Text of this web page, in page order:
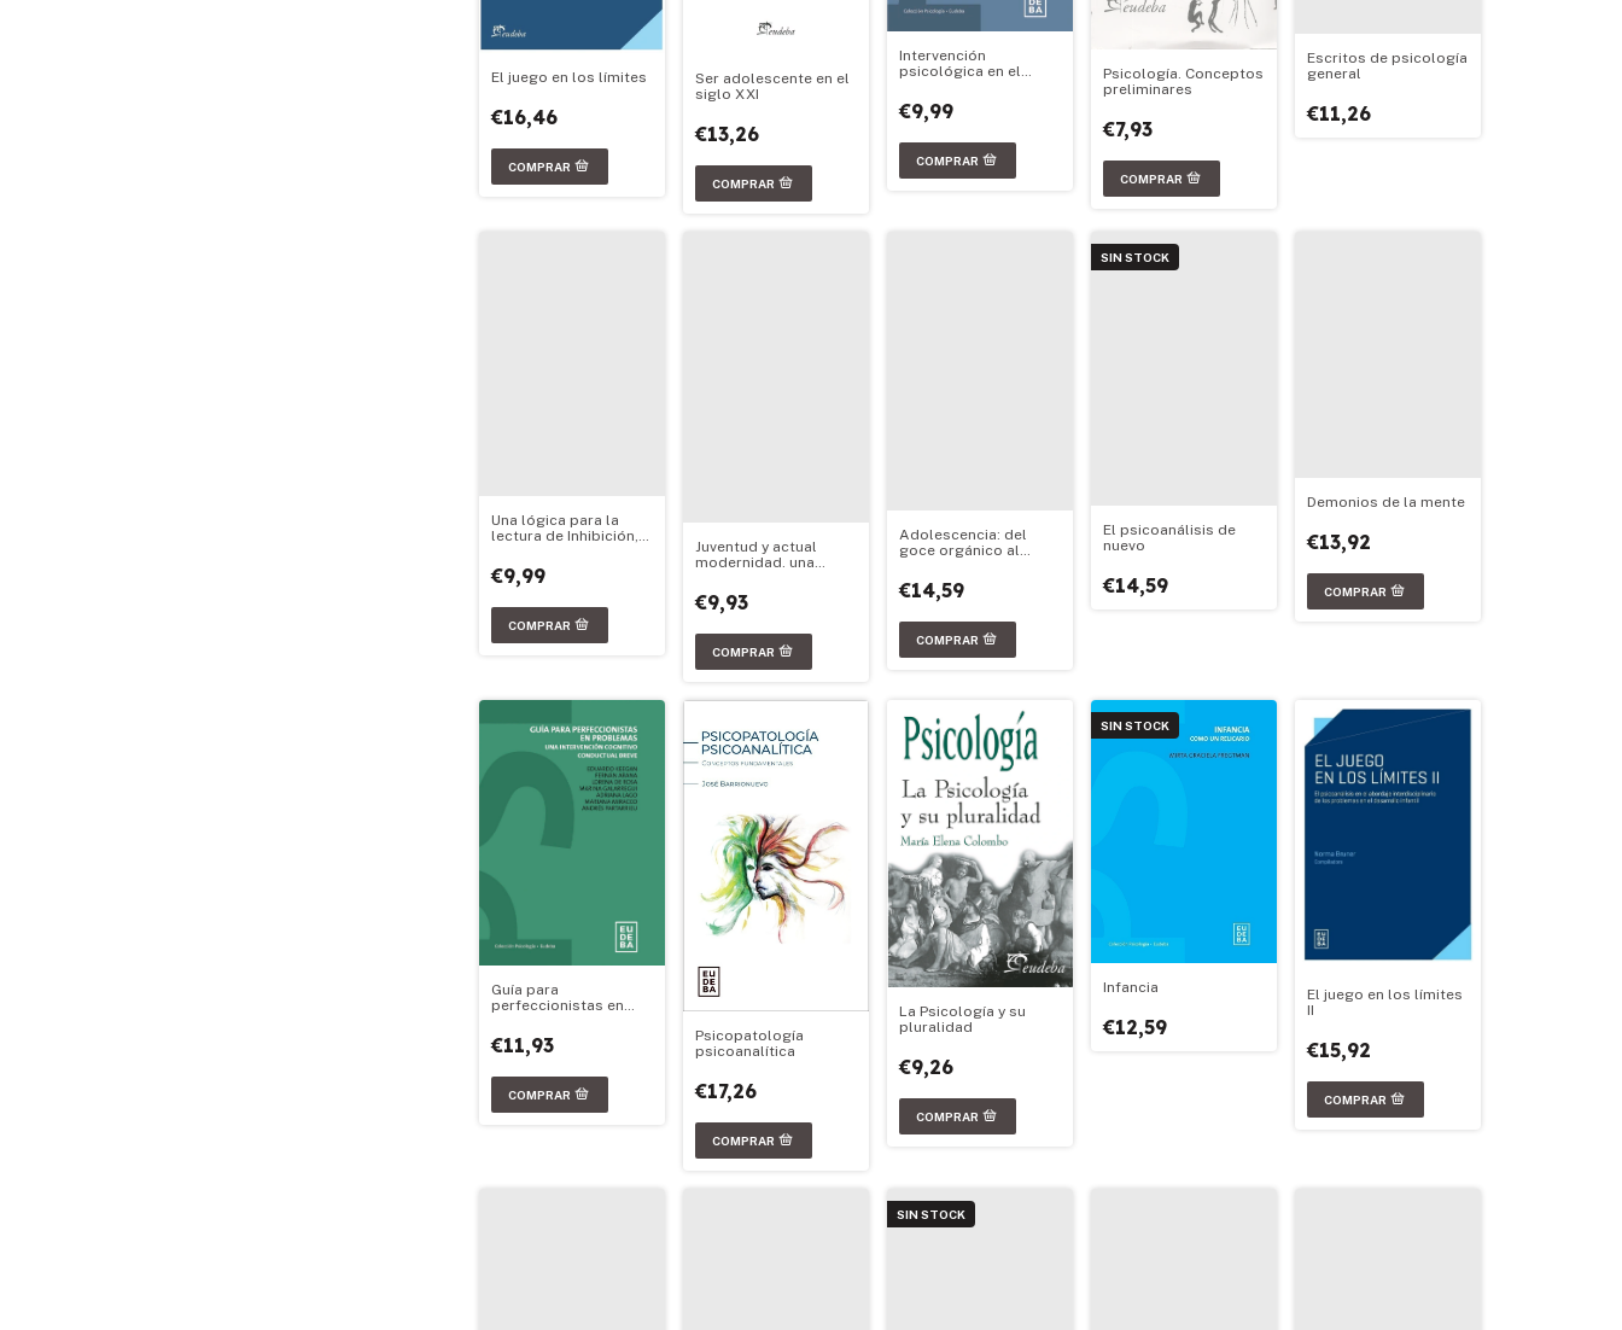
El juego en los límites
€16,46
Ser adolescente en el
siglo XXI
€13,26
Intervención
psicológica en el
comunitario
€9,99
Psicología. Conceptos
preliminares
€7,93
Escritos de psicología
general
€11,26
Una lógica para la
lectura de Inhibición,
Sigmund Freud
Volumen II
€9,99
Juventud y actual
modernidad. una
€9,93
Adolescencia: del
goce orgánico al
€14,59
SIN STOCK
El psicoanálisis de
nuevo
€14,59
Demonios de la mente
€13,92
Guía para
perfeccionistas en
€11,93
Psicopatología
psicoanalítica
€17,26
La Psicología y su
pluralidad
€9,26
SIN STOCK
Infancia
€12,59
El juego en los límites
II
€15,92
SIN STOCK